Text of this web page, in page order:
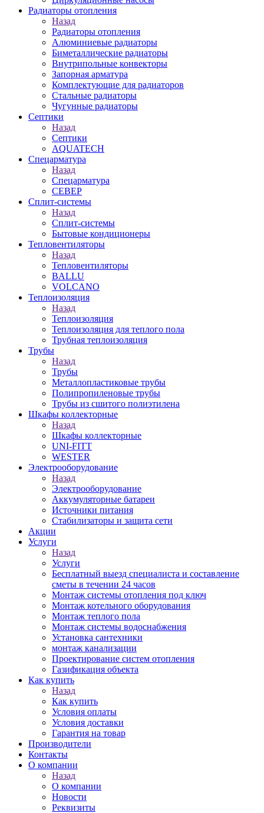
Радиаторы отопления
Назад
Радиаторы отопления
Алюминиевые радиаторы
Биметаллические радиаторы
Внутрипольные конвекторы
Запорная арматура
Комплектующие для радиаторов
Стальные радиаторы
Чугунные радиаторы
Септики
Назад
Септики
AQUATECH
Спецарматура
Назад
Спецарматура
СЕВЕР
Сплит-системы
Назад
Сплит-системы
Бытовые кондиционеры
Тепловентиляторы
Назад
Тепловентиляторы
BALLU
VOLCANO
Теплоизоляция
Назад
Теплоизоляция
Теплоизоляция для теплого пола
Трубная теплоизоляция
Трубы
Назад
Трубы
Металлопластиковые трубы
Полипропиленовые трубы
Трубы из сшитого полиэтилена
Шкафы коллекторные
Назад
Шкафы коллекторные
UNI-FITT
WESTER
Электрооборудование
Назад
Электрооборудование
Аккумуляторные батареи
Источники питания
Стабилизаторы и защита сети
Акции
Услуги
Назад
Услуги
Бесплатный выезд специалиста и составление
сметы в течении 24 часов
Монтаж системы отопления под ключ
Монтаж котельного оборудования
Монтаж теплого пола
Монтаж системы водоснабжения
Установка сантехники
монтаж канализации
Проектирование систем отопления
Газификация объекта
Как купить
Назад
Как купить
Условия оплаты
Условия доставки
Гарантия на товар
Производители
Контакты
О компании
Назад
О компании
Новости
Реквизиты